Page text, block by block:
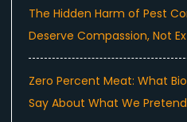
The Hidden Harm of Pest
Deserve Compassion, Not
Zero Percent Meat: What
Say About What We